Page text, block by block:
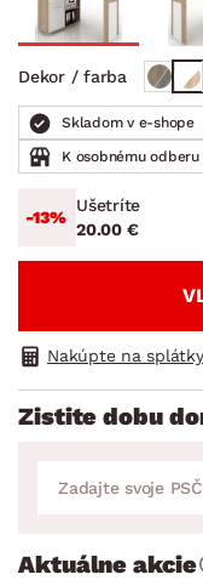
Dekor / farba
Skladom v e-shope
K osobnému odberu
-13%
Ušetríte
20.00 €
Nakúpte na
Zistite dobu
Aktuálne akcie